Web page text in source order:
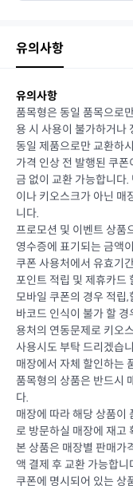
유의사항
유의사항
품목형은 동일 품목으로
용 시 사용이 불가하거나
동일 제품으로만 교환하
가격 인상 전 발행된 쿠
금 없이 교환 가능합니다
이나 키오스크가 아닌 매
니다.
프로모션 및 이벤트 상품
영수증에 표기되는 금액
쿠폰 사용처에서 유효기
포인트 적립 및 제휴카드
모바일 쿠폰의 경우 적립
바코드 인식이 불가 할
용처의 연동문제로 키오
사용시도 부탁 드리겠습
매장에서 자체 할인하는
품목형의 상품은 반드시
다.
매장에 따라 해당 상품이
로 방문하실 매장에 재고
본 상품은 매장별 판매가
액 결제 후 교환 가능합니
쿠폰에 명시되어 있는 상